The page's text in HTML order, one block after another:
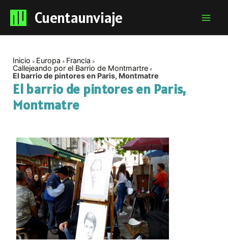
Cuentaunviaje
Inicio Europa
Francia
Callejeando por el Barrio de Montmartre
El barrio de pintores en Paris, Montmatre
El barrio de pintores en Paris,
Montmatre